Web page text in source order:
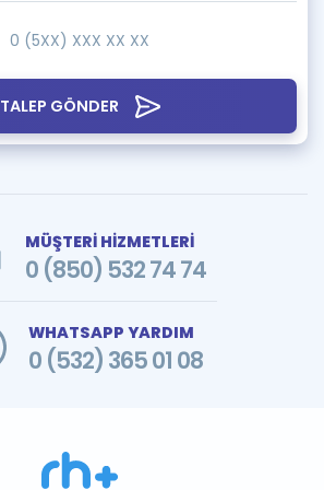
TALEP GÖNDER
MÜŞTERİ HİZMETLERİ
0 (850) 532 74 74
WHATSAPP YARDIM
0 (532) 365 01 08